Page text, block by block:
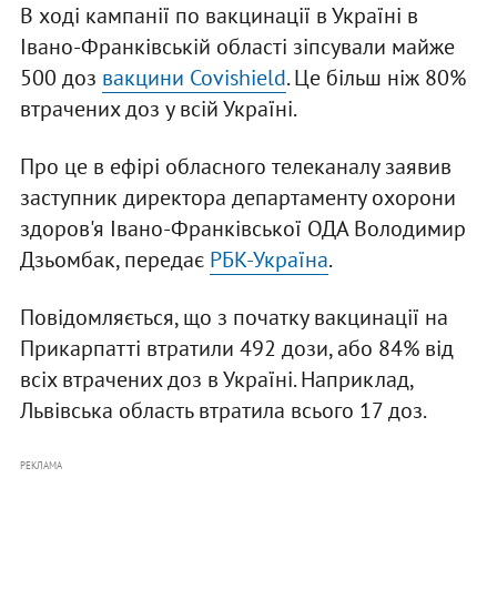
В ході кампанії по вакцинації в Україні в
Івано-Франківській області зіпсували майже
500 доз вакцини Covishield. Це більш ніж 80%
втрачених доз у всій Україні.
Про це в ефірі обласного телеканалу заявив
заступник директора департаменту охорони
здоров'я Івано-Франківської ОДА Володимир
Дзьомбак, передає РБК-Україна.
Повідомляється, що з початку вакцинації на
Прикарпатті втратили 492 дози, або 84% від
всіх втрачених доз в Україні. Наприклад,
Львівська область втратила всього 17 доз.
РЕКЛАМА